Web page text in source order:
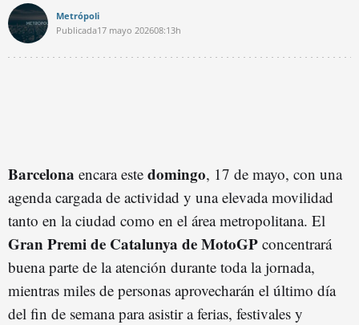
Metrópoli
Publicada17 mayo 202608:13h
Barcelona encara este domingo, 17 de mayo, con una
agenda cargada de actividad y una elevada movilidad
tanto en la ciudad como en el área metropolitana. El
Gran Premi de Catalunya de MotoGP concentrará
buena parte de la atención durante toda la jornada,
mientras miles de personas aprovecharán el último día
del fin de semana para asistir a ferias, festivales y